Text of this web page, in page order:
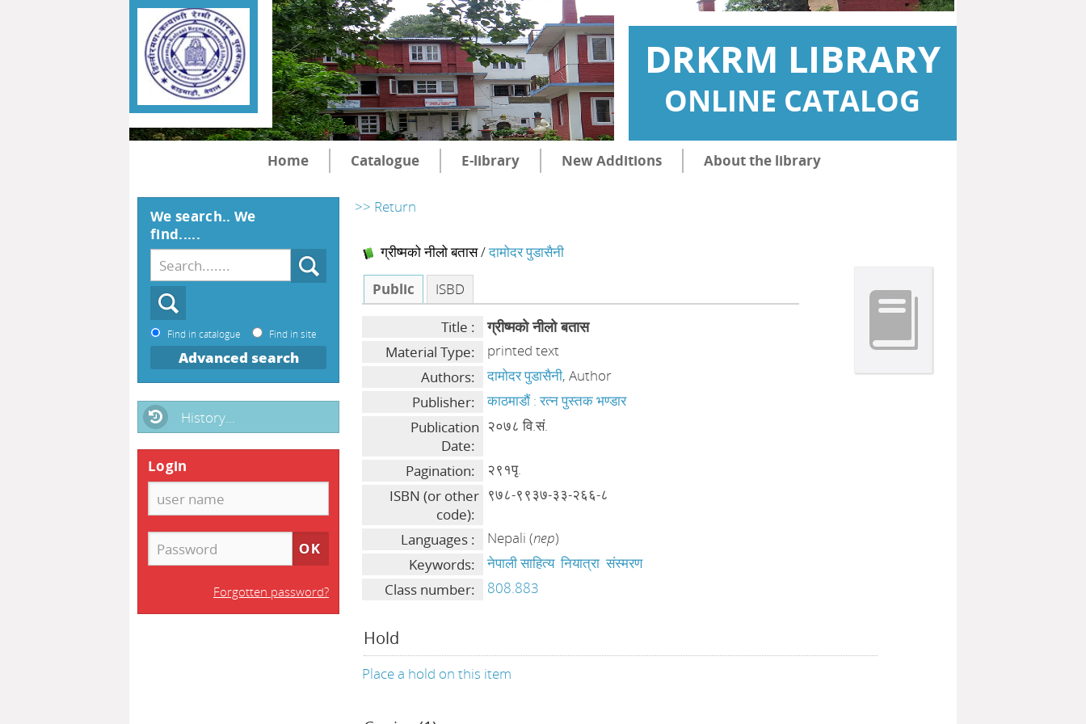
DRKRM LIBRARY
ONLINE CATALOG
Home Catalogue E-library New Additions About the library
>> Return
ग्रीष्मको नीलो बतास/दामोदर पुडासैनी
Public
ISBD
Title : ग्रीष्मको नीलो बतास
Material Type:
printed text
Authors:
दामोदर पुडासैनी, Author
Publisher:
काठमाडौं : रत्न पुस्तक भण्डार
Publication
Date:
२०७८ वि.सं.
Pagination:
२९१पृ.
ISBN (or other
code):
९७८-९९३७-३३-२६६-८
Languages : Nepali (nep)
Keywords:
नेपाली साहित्य नियात्रा संस्मरण
Class number:
808.883
Hold
Place a hold on this item
We search.. We
find.....
Find in catalogue Find in site
Advanced search
History...
Login
Forgotten password?